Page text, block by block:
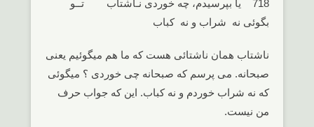
718 یا بپرسیدم، چه خوردی نـاشتاب تــو
بگوئی نه شراب و نه کباب
ناشتاب همان ناشتائی هست که ما هم میگوئیم یعنی
صبحانه. می پرسم که صبحانه چی خوردی ؟ میگوئی
که نه شراب خوردم و نه کباب. این که جواب حرف
من نیست.